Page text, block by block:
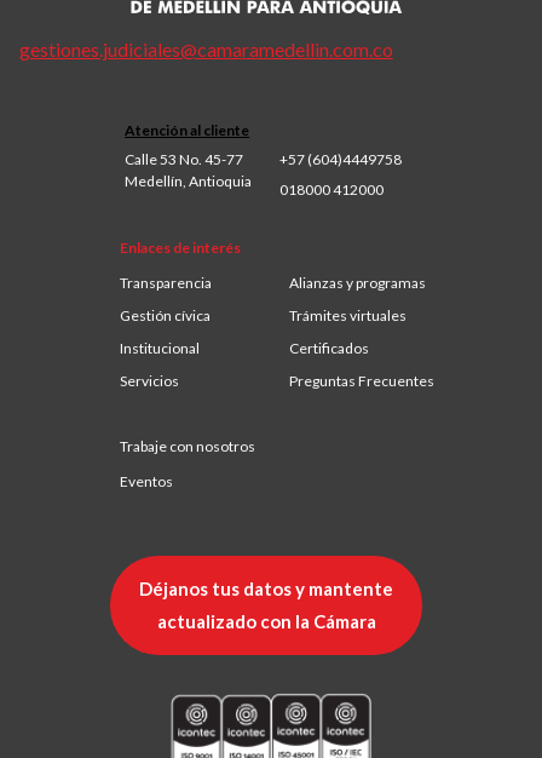
gestiones.judiciales@camaramedellin.com.co
Atención al cliente
Calle 53 No. 45-77
Medellín, Antioquia
+57 (604)4449758
018000 412000
Enlaces de interés
Transparencia
Alianzas y programas
Gestión cívica
Trámites virtuales
Institucional
Certificados
Servicios
Preguntas Frecuentes
Trabaje con nosotros
Eventos
Déjanos tus datos y mantente
actualizado con la Cámara